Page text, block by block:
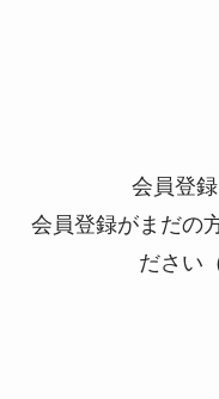
会員登
会員登録がまだの
ださい